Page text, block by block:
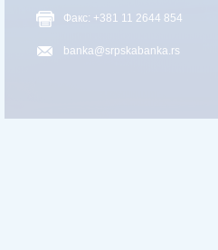
Факс: +381 11 2644 854
banka@srpskabanka.rs